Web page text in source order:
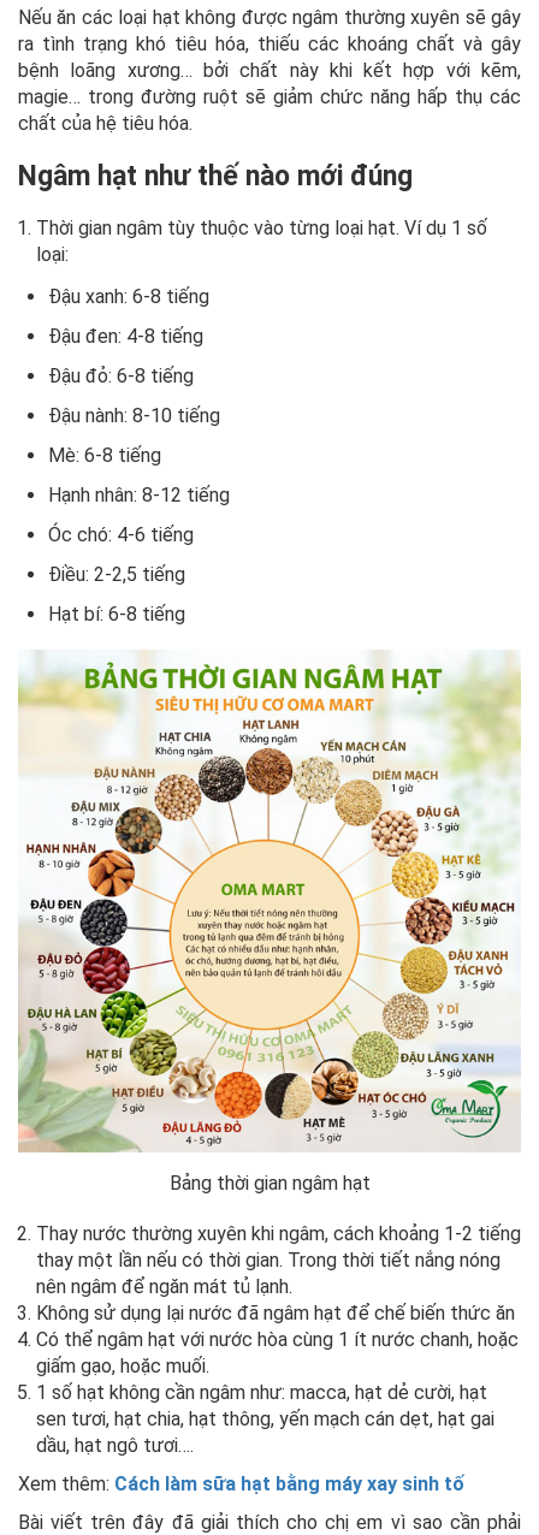
Nếu ăn các loại hạt không được ngâm thường xuyên sẽ gây
ra tình trạng khó tiêu hóa, thiếu các khoáng chất và gây
bệnh loãng xương… bởi chất này khi kết hợp với kẽm,
magie… trong đường ruột sẽ giảm chức năng hấp thụ các
chất của hệ tiêu hóa.
Ngâm hạt như thế nào mới đúng
Thời gian ngâm tùy thuộc vào từng loại hạt. Ví dụ 1 số
loại:
Đậu xanh: 6-8 tiếng
Đậu đen: 4-8 tiếng
Đậu đỏ: 6-8 tiếng
Đậu nành: 8-10 tiếng
Mè: 6-8 tiếng
Hạnh nhân: 8-12 tiếng
Óc chó: 4-6 tiếng
Điều: 2-2,5 tiếng
Hạt bí: 6-8 tiếng
Bảng thời gian ngâm hạt
Thay nước thường xuyên khi ngâm, cách khoảng 1-2 tiếng
thay một lần nếu có thời gian. Trong thời tiết nắng nóng
nên ngâm để ngăn mát tủ lạnh.
Không sử dụng lại nước đã ngâm hạt để chế biến thức ăn
Có thể ngâm hạt với nước hòa cùng 1 ít nước chanh, hoặc
giấm gạo, hoặc muối.
1 số hạt không cần ngâm như: macca, hạt dẻ cười, hạt
sen tươi, hạt chia, hạt thông, yến mạch cán dẹt, hạt gai
dầu, hạt ngô tươi….
Xem thêm: Cách làm sữa hạt bằng máy xay sinh tố
Bài viết trên đây đã giải thích cho chị em vì sao cần phải